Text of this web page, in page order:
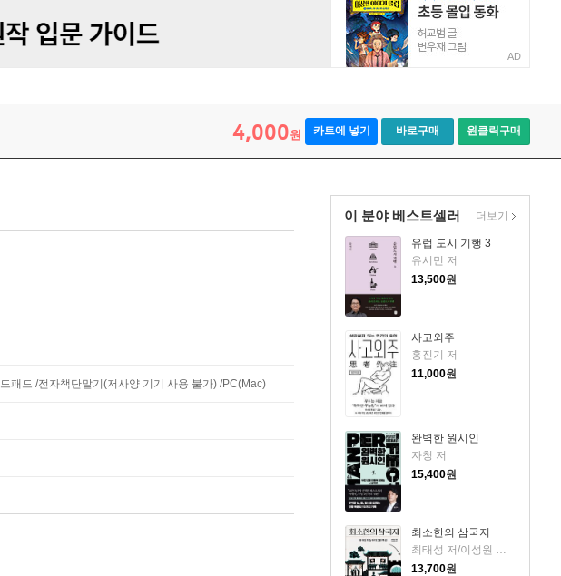
AD
4,000원 카트에 넣기 바로구매 원클릭구매
이 분야 베스트셀러
유럽 도시 기행 3
유시민 저
13,500원
사고외주
홍진기 저
11,000원
완벽한 원시인
자청 저
15,400원
최소한의 삼국지
13,700원
더보기
패드 /전자책단말기(저사양 기기 사용 불가) /PC(Mac)